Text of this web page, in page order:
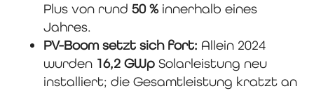
Plus von rund50 %innerhalb eines
Jahres.
PV-Boom setzt sich fort: Allein 2024
wurden 16,2 GWp Solarleistung neu
installiert; die Gesamtleistung kratzt an